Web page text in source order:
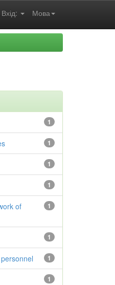
Мова
Вхід:
1
1
1
1
1
of
1
1
1